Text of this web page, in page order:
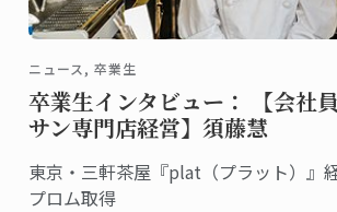
ニュース, 卒業生
卒業生インタビュー： 【会社
サン専門店経営】須藤慧
東京・三軒茶屋『plat（プラット）』
プロム取得